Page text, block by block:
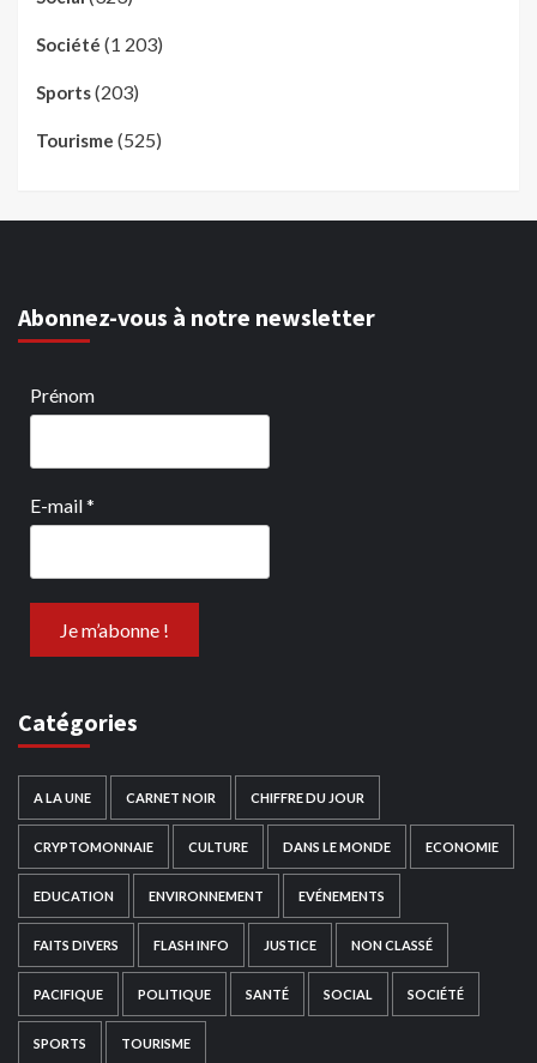
Société (1 203)
Sports(203)
Tourisme (525)
Abonnez-vous à notre newsletter
Prénom
E-mail*
Catégories
A LA UNE CARNET NOIR CHIFFRE DU JOUR
CRYPTOMONNAIE CULTURE DANS LE MONDE ECONOMIE
EDUCATION ENVIRONNEMENT EVÉNEMENTS
FAITS DIVERS FLASH INFO JUSTICE NON CLASSÉ
PACIFIQUE POLITIQUE SANTÉ SOCIAL SOCIÉTÉ
SPORTS TOURISME